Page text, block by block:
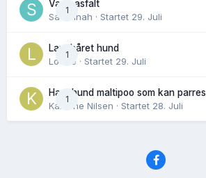
1
Varm asfalt
Savannah · Startet 29. Juli
1
Langhåret hund
Lovise · Startet 29. Juli
1
Hannhund maltipoo som kan parres
Karoline Nilsen · Startet 28. Juli